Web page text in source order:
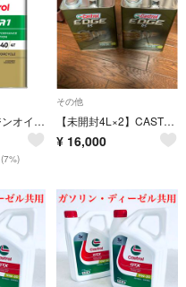
新品4T用エンジンオイル ​ 10W-40半合成4L
(7%)
その他
【未開封4L×2】CASTROL 10W50 EDGE RS エンジンオイル
¥ 16,000